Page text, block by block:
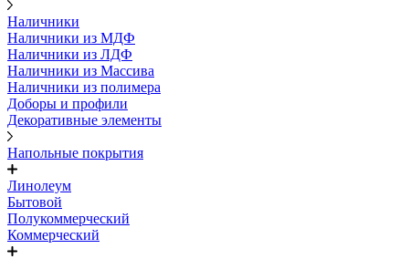
Наличники
Наличники из МДФ
Наличники из ЛДФ
Наличники из Массива
Наличники из полимера
Доборы и профили
Декоративные элементы
Напольные покрытия
Линолеум
Бытовой
Полукоммерческий
Коммерческий